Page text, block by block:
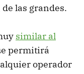
las grandes.
similar al
permitirá
operador